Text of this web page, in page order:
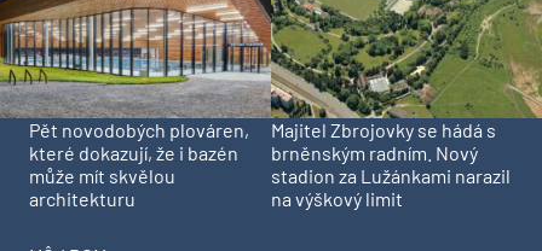
Pět novodobých plováren,
které dokazují, že i bazén
může mít skvělou
architekturu
Majitel Zbrojovky se hádá s
brněnským radním. Nový
stadion za Lužánkami narazil
na výškový limit